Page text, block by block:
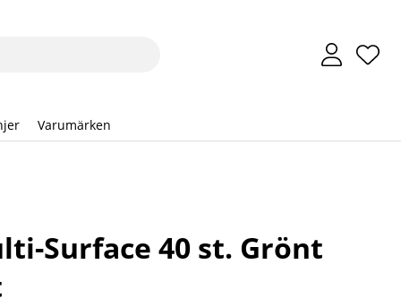
.
Varumärken
Surface 40 st. Grönt